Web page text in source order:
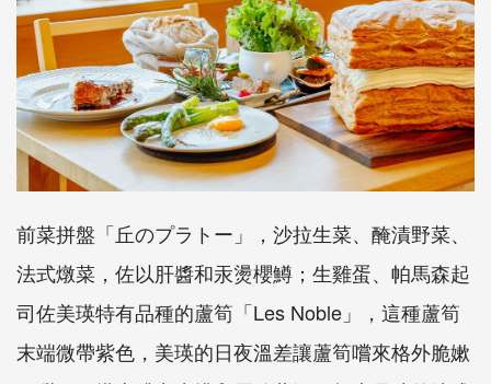
前菜拼盤「丘のプラトー」，沙拉生菜、醃漬野菜、
法式燉菜，佐以肝醬和汞燙櫻鱒；生雞蛋、帕馬森起
司佐美瑛特有品種的蘆筍「Les Noble」，這種蘆筍
末端微帶紫色，美瑛的日夜溫差讓蘆筍嚐來格外脆嫰